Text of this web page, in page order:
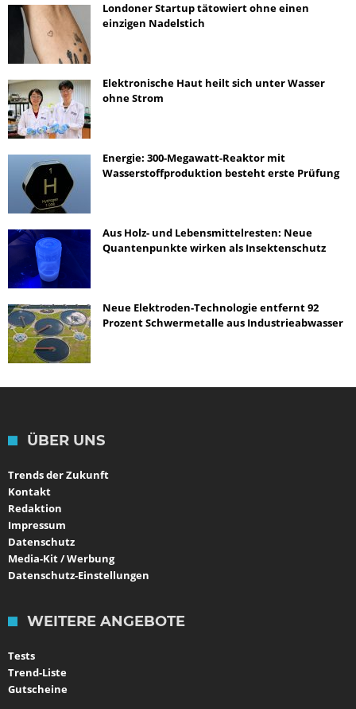
Londoner Startup tätowiert ohne einen
einzigen Nadelstich
Elektronische Haut heilt sich unter Wasser
ohne Strom
Energie: 300-Megawatt-Reaktor mit
Wasserstoffproduktion besteht erste Prüfung
Aus Holz- und Lebensmittelresten: Neue
Quantenpunkte wirken als Insektenschutz
Neue Elektroden-Technologie entfernt 92
Prozent Schwermetalle aus Industrieabwasser
ÜBER UNS
Trends der Zukunft
Kontakt
Redaktion
Impressum
Datenschutz
Media-Kit / Werbung
Datenschutz-Einstellungen
WEITERE ANGEBOTE
Tests
Trend-Liste
Gutscheine